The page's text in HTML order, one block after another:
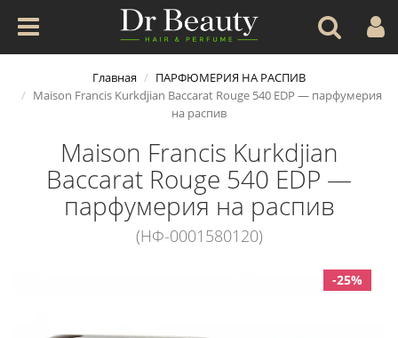
Главная
ПАРФЮМЕРИЯ НА РАСПИВ
Maison Francis Kurkdjian Baccarat Rouge 540 EDP — парфумерия
на распив
Maison Francis Kurkdjian
Baccarat Rouge 540 EDP —
парфумерия на распив
(НФ-0001580120)
-25%